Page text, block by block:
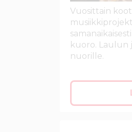
Vuosittain
kuoro. Laulun
nuorille.